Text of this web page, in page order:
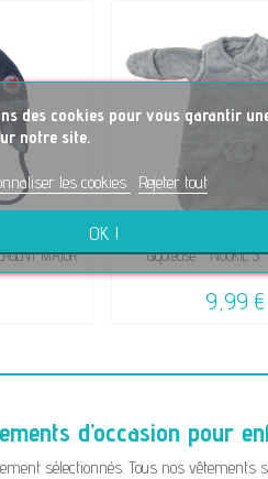
MAJOR
Gigoteuse -
9,99 €
d’occasion pour
sélectionnés. Tous nos
des cookies pour vous garantir
notre site.
les cookies Rejeter tout
OK !